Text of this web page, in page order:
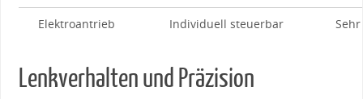
Elektroantrieb Individuell⁢ steuerbar
Lenkverhalten⁤ und Präzision